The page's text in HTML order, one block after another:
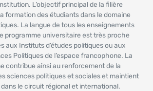
L’objectif principal de la filière
formation des étudiants dans le domaine
La langue de tous les enseignements
programme universitaire est très proche
aux Instituts d’études politiques ou aux
Politiques de l’espace francophone. La
contribue ainsi au renforcement de la
sciences politiques et sociales et maintient
le circuit régional et international.